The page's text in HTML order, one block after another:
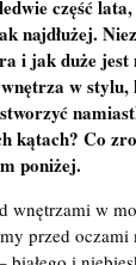
część
najdłużej.
i jak duże jest
w
kątach? Co
poniżej.
wnętrzami w
przed oczami